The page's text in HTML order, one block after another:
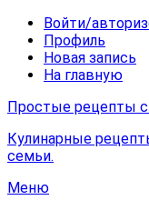
Войти/
Профиль
Новая запись
На главную
Простые рецепты
Кулинарные
семьи.
Меню